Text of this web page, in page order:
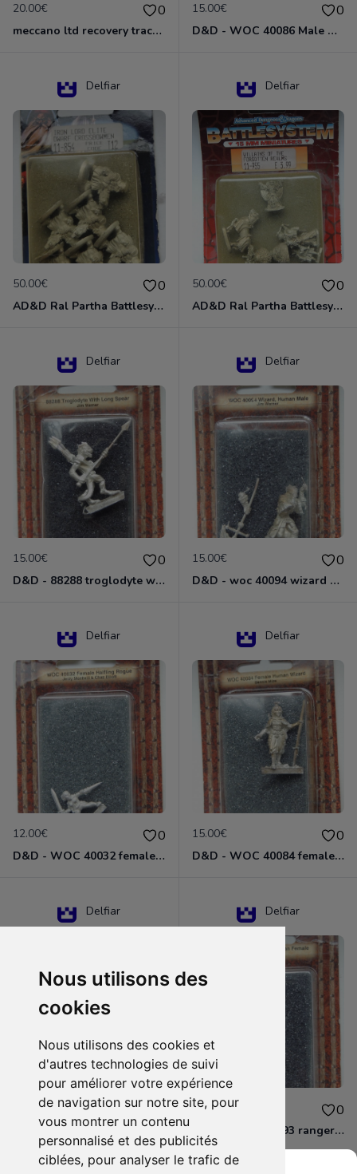
Nous utilisons des
cookies
Nous utilisons des cookies et
d'autres technologies de suivi
pour améliorer votre expérience
de navigation sur notre site, pour
vous montrer un contenu
personnalisé et des publicités
ciblées, pour analyser le trafic de
20.00€ 0
meccano ltd recovery tractor N°661
15.00€ 0
D&D - WOC 40086 Male Dwarven Cleric Miniature - Donjons Dragons
Delfiar
50.00€ 0
AD&D Ral Partha Battlesystem Miniatures Pack Iron Lord Dwarf Crossbowmen 11-854
Delfiar
50.00€ 0
AD&D Ral Partha Battlesystem Villains/Forgotten Realms 11-955 Miniatures
Delfiar
15.00€ 0
D&D - 88288 troglodyte with long Miniature - Donjons Dragons
Delfiar
15.00€ 0
D&D - woc 40094 wizard human male Miniature - Donjons Dragons
Delfiar
12.00€ 0
D&D - WOC 40032 female halfling rogue Miniature - Donjons Dragons
Delfiar
15.00€ 0
D&D - WOC 40084 female human wizard Miniature - Donjons Dragons
Delfiar
15.00€ 0
D&D - 88286 paladin human male Miniature - Donjons Dragons
Delfiar
12.00€ 0
D&D - WOC 40093 ranger human female Miniature - Donjons Dragons